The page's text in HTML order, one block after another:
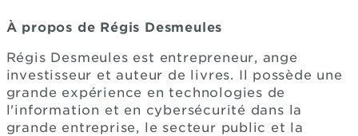
À propos de Régis Desmeules
Régis Desmeules est entrepreneur, ange
investisseur et auteur de livres. Il possède une
grande expérience en technologies de
l'information et en cybersécurité dans la
grande entreprise, le secteur public et la